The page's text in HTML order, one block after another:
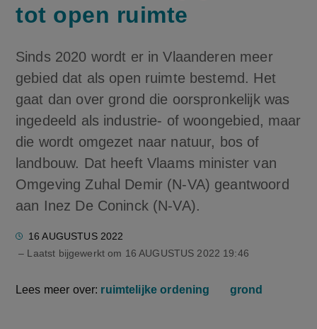
tot open ruimte
Sinds 2020 wordt er in Vlaanderen meer
gebied dat als open ruimte bestemd. Het
gaat dan over grond die oorspronkelijk was
ingedeeld als industrie- of woongebied, maar
die wordt omgezet naar natuur, bos of
landbouw. Dat heeft Vlaams minister van
Omgeving Zuhal Demir (N-VA) geantwoord
aan Inez De Coninck (N-VA).
16 AUGUSTUS 2022
– Laatst bijgewerkt om 16 AUGUSTUS 2022 19:46
Lees meer over: ruimtelijke ordening grond